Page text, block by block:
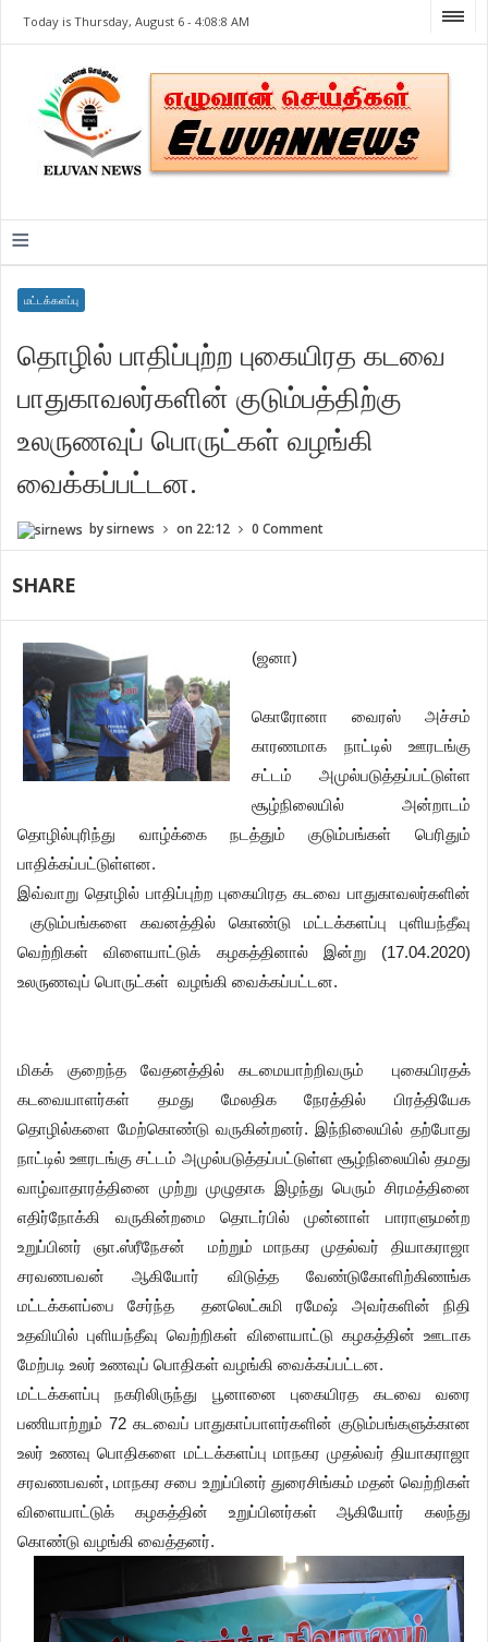
Today is Thursday, August 6 -4:08:8 AM
≡
மட்டக்களப்பு
தொழில் பாதிப்புற்ற புகையிரத கடவை
பாதுகாவலர்களின் குடும்பத்திற்கு
உலருணவுப் பொருட்கள் வழங்கி
வைக்கப்பட்டன.
bysirnews on 22:12 0 Comment
SHARE
(ஜனா)
கொரோனா வைரஸ் அச்சம்
காரணமாக நாட்டில் ஊரடங்கு
சட்டம் அமுல்படுத்தப்பட்டுள்ள
சூழ்நிலையில் அன்றாடம்
தொழில்புரிந்து வாழ்க்கை நடத்தும் குடும்பங்கள் பெரிதும்
பாதிக்கப்பட்டுள்ளன.
இவ்வாறு தொழில் பாதிப்புற்ற புகையிரத கடவை பாதுகாவலர்களின்
குடும்பங்களை கவனத்தில் கொண்டு மட்டக்களப்பு புளியந்தீவு
வெற்றிகள் விளையாட்டுக் கழகத்தினால் இன்று (17.04.2020)
உலருணவுப் பொருட்கள் வழங்கி வைக்கப்பட்டன.
மிகக் குறைந்த வேதனத்தில் கடமையாற்றிவரும் புகையிரதக்
கடவையாளர்கள் தமது மேலதிக நேரத்தில் பிரத்தியேக
தொழில்களை மேற்கொண்டு வருகின்றனர். இந்நிலையில் தற்போது
நாட்டில் ஊரடங்கு சட்டம் அமுல்படுத்தப்பட்டுள்ள சூழ்நிலையில் தமது
வாழ்வாதாரத்தினை முற்று முழுதாக இழந்து பெரும் சிரமத்தினை
எதிர்நோக்கி வருகின்றமை தொடர்பில் முன்னாள் பாராளுமன்ற
உறுப்பினர் ஞா.ஸ்ரீநேசன் மற்றும் மாநகர முதல்வர் தியாகராஜா
சரவணபவன் ஆகியோர் விடுத்த வேண்டுகோளிற்கிணங்க
மட்டக்களப்பை சேர்ந்த தனலெட்சுமி ரமேஷ் அவர்களின் நிதி
உதவியில் புளியந்தீவு வெற்றிகள் விளையாட்டு கழகத்தின் ஊடாக
மேற்படி உலர் உணவுப் பொதிகள் வழங்கி வைக்கப்பட்டன.
மட்டக்களப்பு நகரிலிருந்து பூனானை புகையிரத கடவை வரை
பணியாற்றும் 72 கடவைப் பாதுகாப்பாளர்களின் குடும்பங்களுக்கான
உலர் உணவு பொதிகளை மட்டக்களப்பு மாநகர முதல்வர் தியாகராஜா
சரவணபவன், மாநகர சபை உறுப்பினர் துரைசிங்கம் மதன் வெற்றிகள்
விளையாட்டுக் கழகத்தின் உறுப்பினர்கள் ஆகியோர் கலந்து
கொண்டு வழங்கி வைத்தனர்.